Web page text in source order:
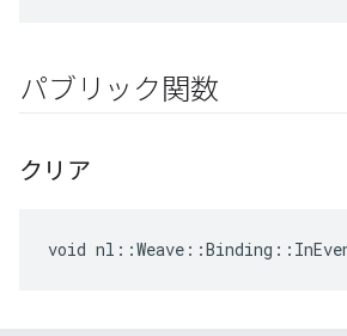
パブリック関数
クリア
void